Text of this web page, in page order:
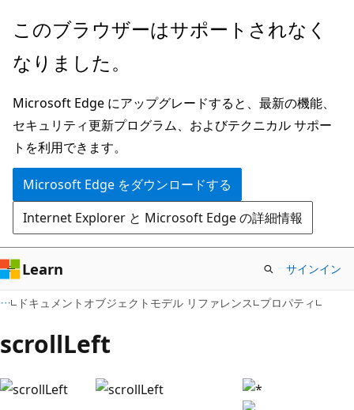
メ
ン
ン
テ
ン
ツ
に
ス
キ
ッ
プ
このブラウザーはサポートされなく
なりました。
Microsoft Edge にアップグレードすると、最新の機能、
セキュリティ更新プログラム、およびテクニカル サポー
トを利用できます。
Microsoft Edge をダウンロードする
Internet Explorer と Microsoft Edge の詳細情報
Learn サインイン
ドキュメントオブジェクトモデル リファレンス プロパティ
scrollLeft